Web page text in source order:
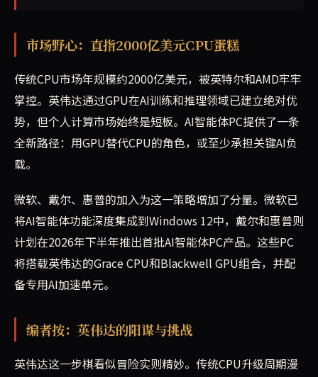
市场野心：直指2000亿美元CPU蛋糕
传统CPU市场年规模约2000亿美元，被英特尔和AMD牢牢
掌控。英伟达通过GPU在AI训练和推理领域已建立绝对优
势，但个人计算市场始终是短板。AI智能体PC提供了一条
全新路径：用GPU替代CPU的角色，或至少承担关键AI负
载。
微软、戴尔、惠普的加入为这一策略增加了分量。微软已
将AI智能体功能深度集成到Windows 12中，戴尔和惠普则
计划在2026年下半年推出首批AI智能体PC产品。这些PC
将搭载英伟达的Grace CPU和Blackwell GPU组合，并配
备专用AI加速单元。
编者按：英伟达的阳谋与挑战
英伟达这一步棋看似冒险实则精妙。传统CPU升级周期漫